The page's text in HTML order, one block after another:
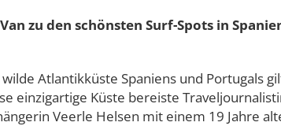
zu den schönsten Surf-Spots in
wilde Atlantikküste Spaniens und Portugals
einzigartige Küste bereiste
Veerle Helsen mit einem 19 Jahre